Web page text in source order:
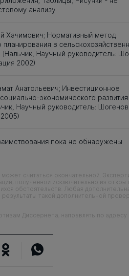
анализу
Хачимович; Нормативный метод
планирования в
[Нальчик, Научный руководитель:
2002)
Анатольевич; Инвестиционное
экономического развития
Научный руководитель:
пока не обнаружены
считаться окончательной.
полученной исключительно из
обстоятельств. Любая
такой дополнительной
Диссернета, направлять по адресу